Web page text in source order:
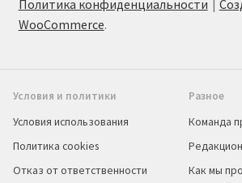
Политика конфиденциальности
WooCommerce.
Условия и политики
Условия использования
Политика cookies
Отказ от ответственности
Разное
Команда
Как мы